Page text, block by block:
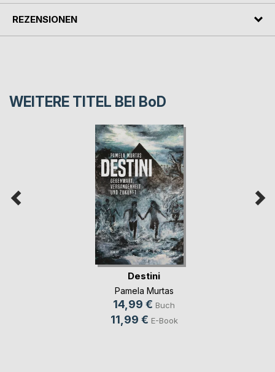
REZENSIONEN
WEITERE TITEL BEI BoD
Destini
Pamela Murtas
14,99 € Buch
11,99 € E-Book